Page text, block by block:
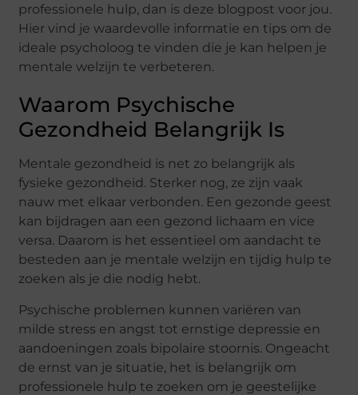
professionele hulp, dan is deze blogpost voor jou.
Hier vind je waardevolle informatie en tips om de
ideale psycholoog te vinden die je kan helpen je
mentale welzijn te verbeteren.
Waarom Psychische
Gezondheid Belangrijk Is
Mentale gezondheid is net zo belangrijk als
fysieke gezondheid. Sterker nog, ze zijn vaak
nauw met elkaar verbonden. Een gezonde geest
kan bijdragen aan een gezond lichaam en vice
versa. Daarom is het essentieel om aandacht te
besteden aan je mentale welzijn en tijdig hulp te
zoeken als je die nodig hebt.
Psychische problemen kunnen variëren van
milde stress en angst tot ernstige depressie en
aandoeningen zoals bipolaire stoornis. Ongeacht
de ernst van je situatie, het is belangrijk om
professionele hulp te zoeken om je geestelijke